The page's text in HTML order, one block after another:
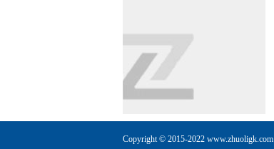
Copyright © 2015-2022 www.zhuoligk.com